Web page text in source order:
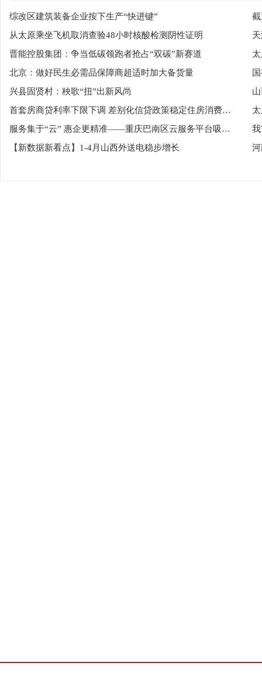
综改区建筑装备企业按下生产“快进键”
从太原乘坐飞机取消查验48小时核酸检测阴性证明
晋能控股集团：争当低碳领跑者抢占“双碳”新赛道
北京：做好民生必需品保障商超适时加大备货量
兴县固贤村：秧歌“扭”出新风尚
首套房商贷利率下限下调 差别化信贷政策稳定住房消费预期
服务集于“云” 惠企更精准——重庆巴南区云服务平台吸引超万家企业
【新数据新看点】1-4月山西外送电稳步增长